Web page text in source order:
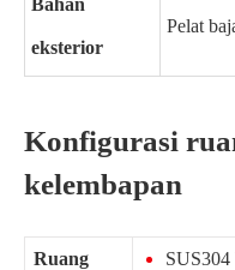
Bahan
eksterior
Pelat
Konfigurasi
kelembapan
Ruang SUS304